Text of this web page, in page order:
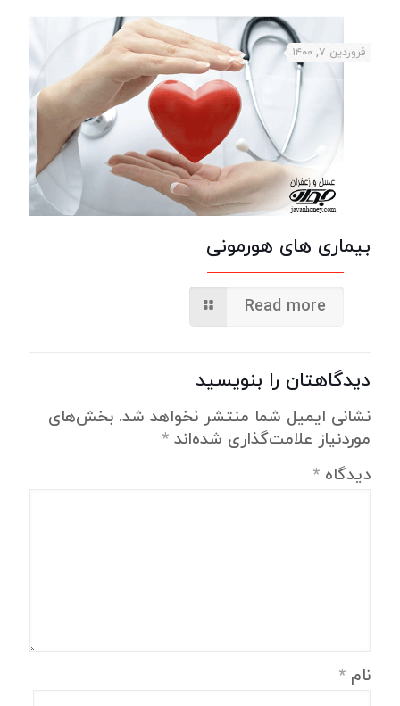
فروردین ۷, ۱۴۰۰
بیماری های هورمونی
Read more
دیدگاهتان را بنویسید
نشانی ایمیل شما منتشر نخواهد شد. بخش‌های
موردنیاز علامت‌گذاری شده‌اند *
دیدگاه *
نام *